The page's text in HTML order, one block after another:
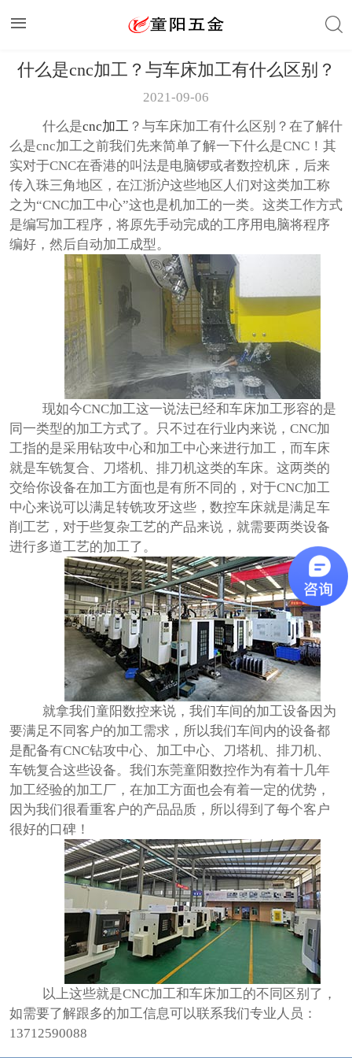
什么是cnc加工？与车床加工有什么区别？
2021-09-06
什么是cnc加工 ？与车床加工有什么区别？在了解什
么是cnc加工之前我们先来简单了解一下什么是CNC！其
实对于CNC在香港的叫法是电脑锣或者数控机床，后来
传入珠三角地区，在江浙沪这些地区人们对这类加工称
之为“CNC加工中心”这也是机加工的一类。这类工作方式
是编写加工程序，将原先手动完成的工序用电脑将程序
编好，然后自动加工成型。
现如今CNC加工这一说法已经和车床加工形容的是
同一类型的加工方式了。只不过在行业内来说， CNC加
工指的是采用钻攻中心和加工中心来进行加工，而车床
就是车铣复合、刀塔机、排刀机这类的车床。这两类的
交给你设备在加工方面也是有所不同的，对于CNC加工
中心来说可以满足转铣攻牙这些，数控车床就是满足车
削工艺，对于些复杂工艺的产品来说，就需要两类设备
进行多道工艺的加工了。
就拿我们童阳数控来说，我们车间的加工设备因为
要满足不同客户的加工需求，所以我们车间内的设备都
是配备有CNC钻攻中心、加工中心、刀塔机、排刀机、
车铣复合这些设备。我们东莞童阳数控作为有着十几年
加工经验的加工厂，在加工方面也会有着一定的优势，
因为我们很看重客户的产品品质，所以得到了每个客户
很好的口碑！
以上这些就是CNC加工和车床加工的不同区别了，
如需要了解跟多的加工信息可以联系我们专业人员：
13712590088